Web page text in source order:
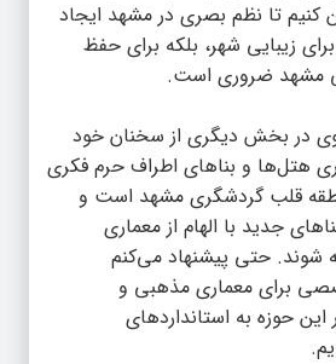
تا نظم بصری در مشهد ایجاد
زیبایی شهر، بلکه برای حفظ
مشهد ضروری است.
در بخش دیگری از سخنان خود
هتل‌ها و بناهای اطراف حرم فکری
قلب گردشگری مشهد است و
جدید با الهام از معماری
شوند. حتی پیشنهاد می‌کنم
برای معماری مذهبی و
حوزه به استانداردهای